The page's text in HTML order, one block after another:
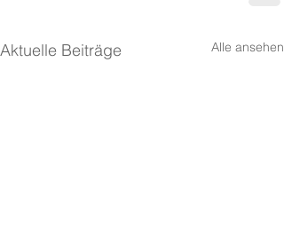
Aktuelle Beiträge Alle ansehen